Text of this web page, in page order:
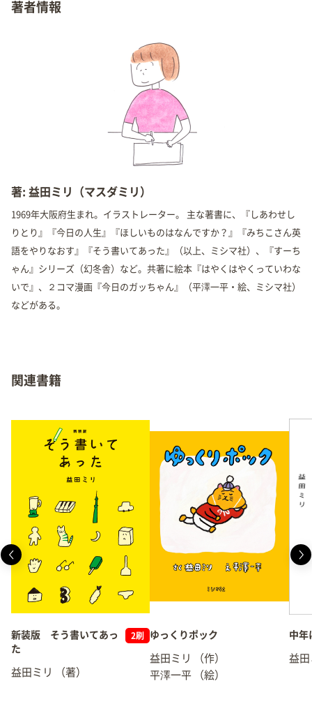
著者情報
著: 益田ミリ（マスダミリ）
1969年大阪府生まれ。イラストレーター。 主な著書に、『しあわせし
りとり』『今日の人生』『ほしいものはなんですか？』『みちこさん英
語をやりなおす』『そう書いてあった』（以上、ミシマ社）、『すーち
ゃん』シリーズ（幻冬舎）など。共著に絵本『はやくはやくっていわな
いで』、２コマ漫画『今日のガッちゃん』（平澤一平・絵、ミシマ社）
などがある。
関連書籍
新装版 そう書いてあっ
た
2刷
益田ミリ （著）
ゆっくりポック
益田ミリ
（作）
平澤一平
（絵）
中年
益田